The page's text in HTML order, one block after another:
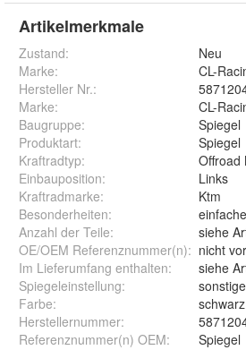
Artikelmerkmale
Zustand:
Neu
Marke:
CL-
Hersteller Nr.:
Marke:
CL-
Baugruppe:
Spiegel
Produktart:
Spiegel
Kraftradtyp:
Offroad
Einbauposition:
Links
Kraftradmarke:
Ktm
Besonderheiten:
Anzahl der Teile:
siehe
OE/OEM Referenznummer(n): nicht
Im Lieferumfang enthalten:
siehe
Spiegeleinstellung:
Farbe:
schwarz
Herstellernummer:
Referenznummer(n) OEM: Spiegel